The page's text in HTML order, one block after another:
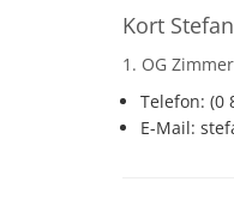
Kort Stefan
1. OG
Telefon: (0
E-Mail: